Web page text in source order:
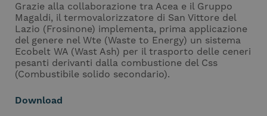
Grazie alla collaborazione tra Acea e il Gruppo
Magaldi, il termovalorizzatore di San Vittore del
Lazio (Frosinone) implementa, prima applicazione
del genere nel Wte (Waste to Energy) un sistema
Ecobelt WA (Wast Ash) per il trasporto delle ceneri
pesanti derivanti dalla combustione del Css
(Combustibile solido secondario).
Download